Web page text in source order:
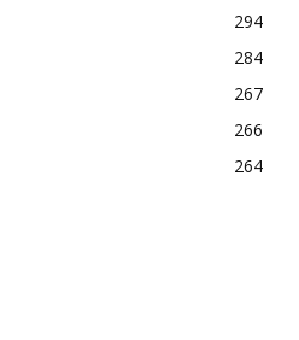
294
284
267
266
264